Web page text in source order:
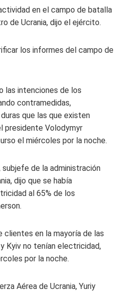
en el campo de batalla
de Ucrania, dijo el ejército.
los informes del campo de
las intenciones de los
contramedidas,
que las que existen
presidente Volodymyr
el miércoles por la noche.
subjefe de la administración
dijo que se había
al 65% de los
clientes en la mayoría de las
Kyiv no tenían electricidad,
por la noche.
Aérea de Ucrania, Yuriy